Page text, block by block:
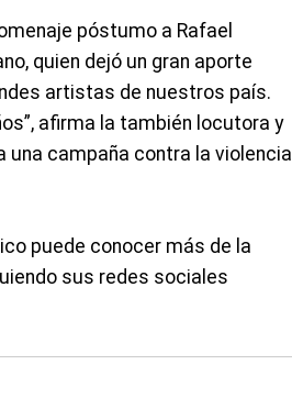
póstumo a Rafael
quien dejó un gran aporte
artistas de nuestros país.
afirma la también locutora y
una campaña contra la violencia
puede conocer más de la
sus redes sociales